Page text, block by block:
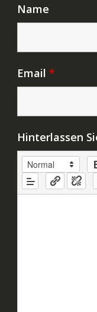
Name
Email *
Hinterlassen